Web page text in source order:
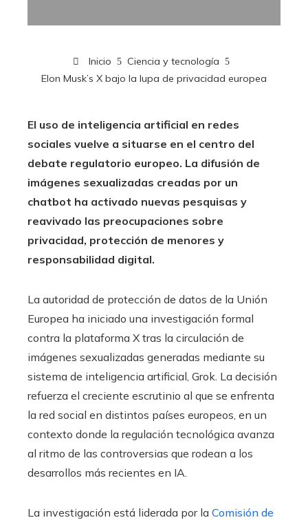
Inicio
Ciencia y tecnología
Elon Musk’s X bajo la lupa de privacidad europea
El uso de inteligencia artificial en redes
sociales vuelve a situarse en el centro del
debate regulatorio europeo. La difusión de
imágenes sexualizadas creadas por un
chatbot ha activado nuevas pesquisas y
reavivado las preocupaciones sobre
privacidad, protección de menores y
responsabilidad digital.
La autoridad de protección de datos de la Unión
Europea ha iniciado una investigación formal
contra la plataforma X tras la circulación de
imágenes sexualizadas generadas mediante su
sistema de inteligencia artificial, Grok. La decisión
refuerza el creciente escrutinio al que se enfrenta
la red social en distintos países europeos, en un
contexto donde la regulación tecnológica avanza
al ritmo de las controversias que rodean a los
desarrollos más recientes en IA.
La investigación está liderada por la Comisión de